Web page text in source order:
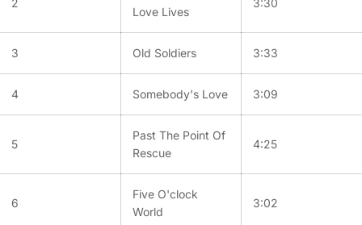
2
Love Lives
3:30
3 Old Soldiers 3:33
4 Somebody's Love 3:09
5
Past The Point Of
Rescue
4:25
6
Five O'clock
World
3:02